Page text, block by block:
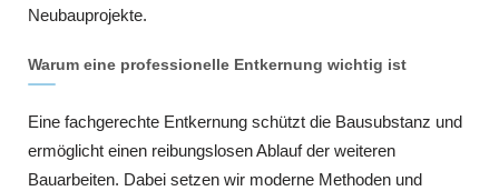
Neubauprojekte.
Warum eine professionelle Entkernung wichtig ist
Eine fachgerechte Entkernung schützt die Bausubstanz und
ermöglicht einen reibungslosen Ablauf der weiteren
Bauarbeiten. Dabei setzen wir moderne Methoden und